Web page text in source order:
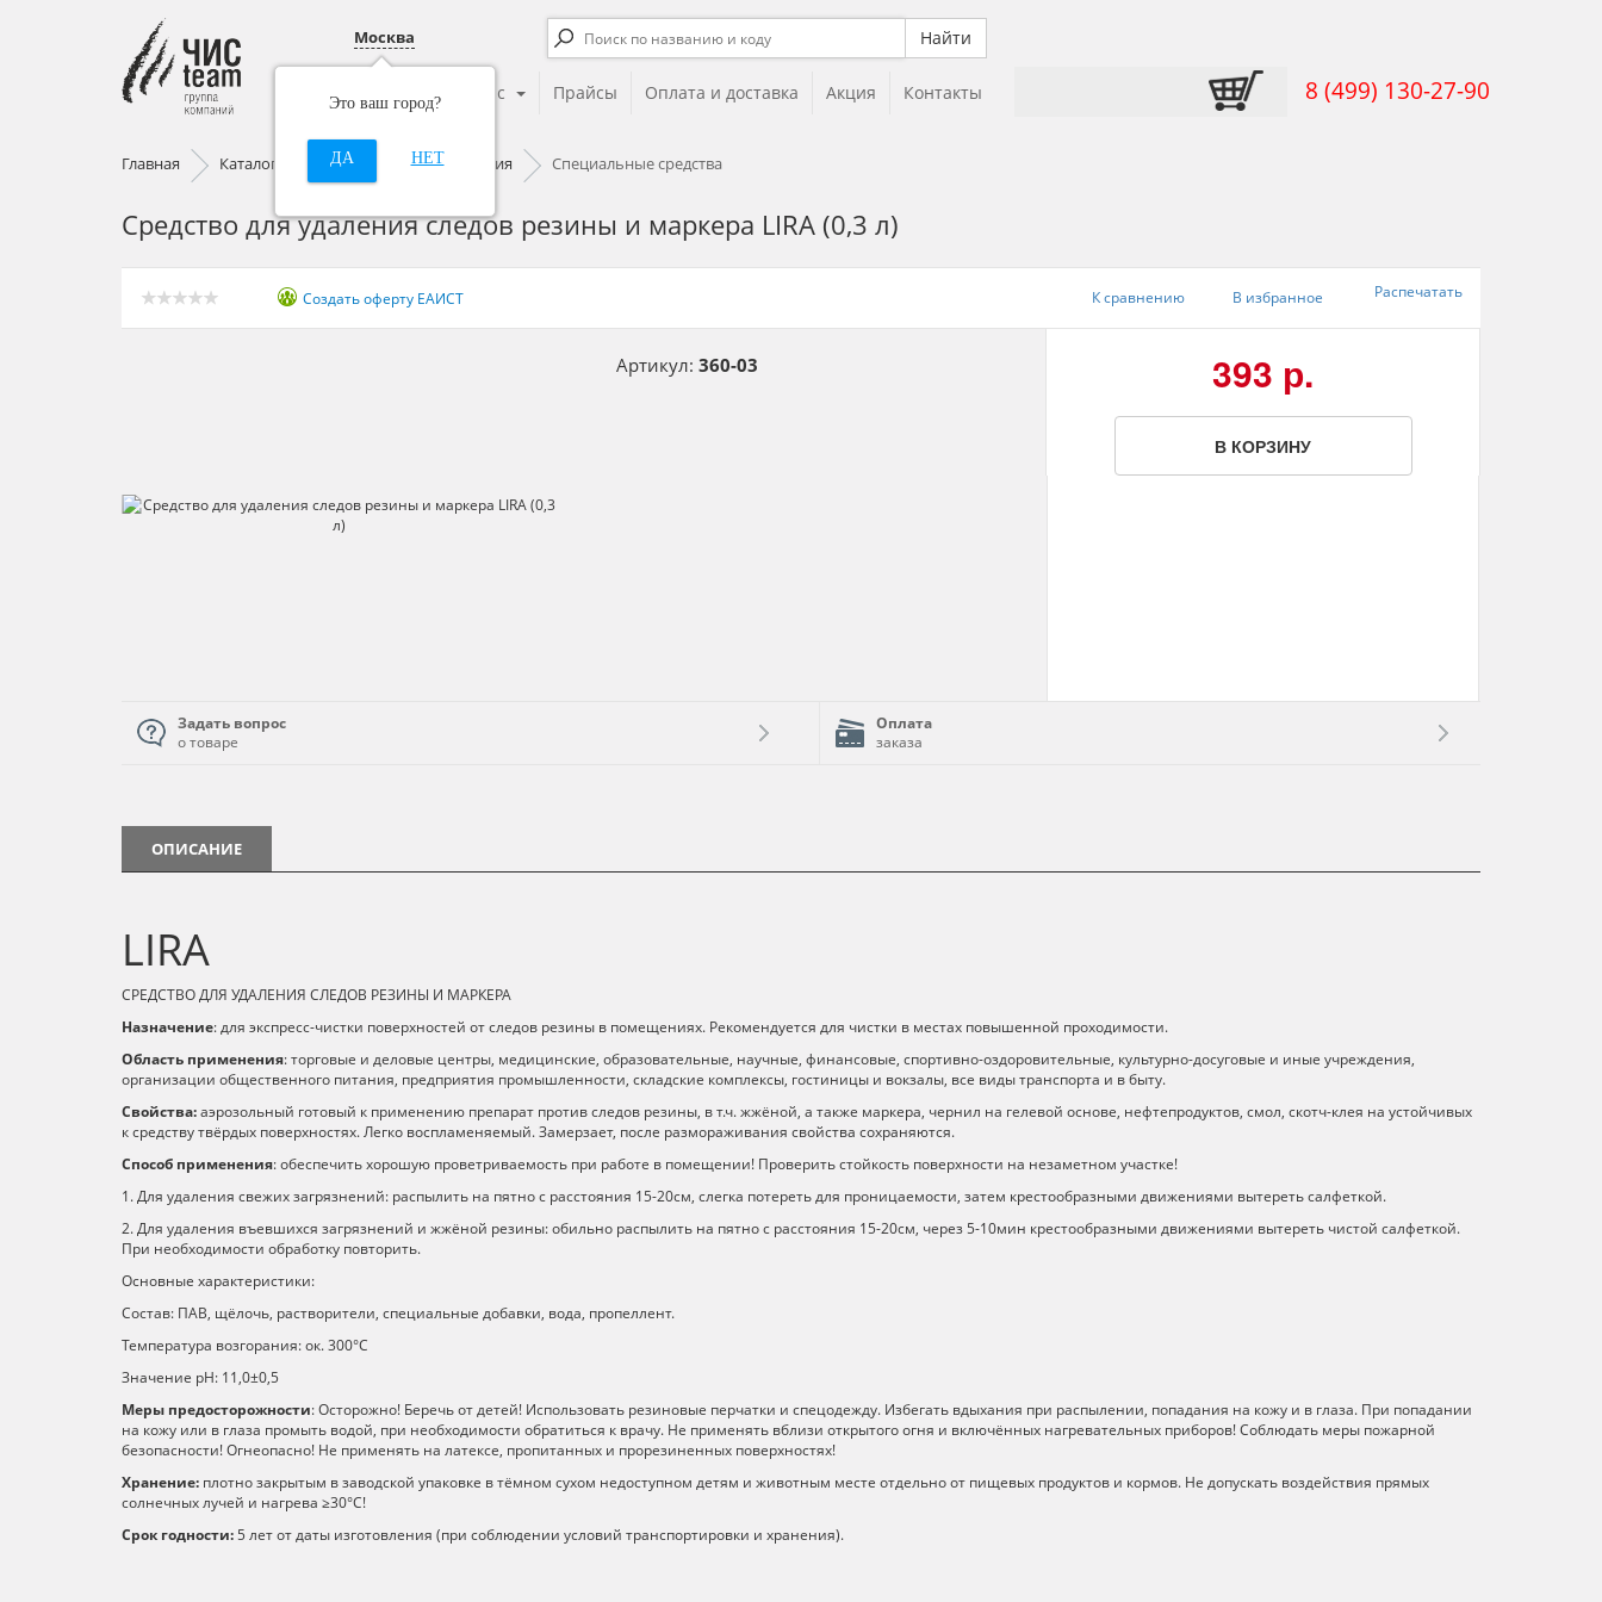
Москва
Это ваш город?
ДА НЕТ
О нас Прайсы Оплата и доставка Акция Контакты 8 (499) 130-27-90
Главная Каталог Профессиональная химия Специальные средства
Средство для удаления следов резины и маркера LIRA (0,3 л)
Создать оферту ЕАИСТ К сравнению В избранное Распечатать
Артикул: 360-03 393 р.
В КОРЗИНУ
Задать вопрос
о товаре
Оплата
заказа
ОПИСАНИЕ
LIRA
СРЕДСТВО ДЛЯ УДАЛЕНИЯ СЛЕДОВ РЕЗИНЫ И МАРКЕРА
Назначение: для экспресс-чистки поверхностей от следов резины в помещениях. Рекомендуется для чистки в местах повышенной проходимости.
Область применения: торговые и деловые центры, медицинские, образовательные, научные, финансовые, спортивно-оздоровительные, культурно-досуговые и иные учреждения,
организации общественного питания, предприятия промышленности, складские комплексы, гостиницы и вокзалы, все виды транспорта и в быту.
Свойства:аэрозольный готовый к применению препарат против следов резины, в т.ч. жжёной, а также маркера, чернил на гелевой основе, нефтепродуктов, смол, скотч-клея на устойчивых
к средству твёрдых поверхностях. Легко воспламеняемый. Замерзает, после размораживания свойства сохраняются.
Способ применения: обеспечить хорошую проветриваемость при работе в помещении! Проверить стойкость поверхности на незаметном участке!
1. Для удаления свежих загрязнений: распылить на пятно с расстояния 15-20см, слегка потереть для проницаемости, затем крестообразными движениями вытереть салфеткой.
2. Для удаления въевшихся загрязнений и жжёной резины: обильно распылить на пятно с расстояния 15-20см, через 5-10мин крестообразными движениями вытереть чистой салфеткой.
При необходимости обработку повторить.
Основные характеристики:
Состав: ПАВ, щёлочь, растворители, специальные добавки, вода, пропеллент.
Температура возгорания: ок. 300°С
Значение рН: 11,0±0,5
Меры предосторожности: Осторожно! Беречь от детей! Использовать резиновые перчатки и спецодежду. Избегать вдыхания при распылении, попадания на кожу и в глаза. При попадании
на кожу или в глаза промыть водой, при необходимости обратиться к врачу. Не применять вблизи открытого огня и включённых нагревательных приборов! Соблюдать меры пожарной
безопасности! Огнеопасно! Не применять на латексе, пропитанных и прорезиненных поверхностях!
Хранение: плотно закрытым в заводской упаковке в тёмном сухом недоступном детям и животным месте отдельно от пищевых продуктов и кормов. Не допускать воздействия прямых
солнечных лучей и нагрева ≥30°С!
Срок годности:5 лет от даты изготовления (при соблюдении условий транспортировки и хранения).